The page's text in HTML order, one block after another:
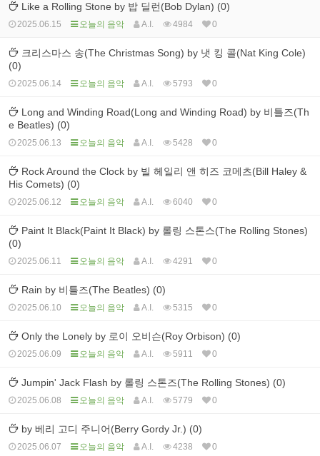
Like a Rolling Stone by 밥 딜런(Bob Dylan) (0)
2025.06.15 오늘의 음악 A.I. 4984 0
크리스마스 송(The Christmas Song) by 냇 킹 콜(Nat King Cole)
(0)
2025.06.14 오늘의 음악 A.I. 5793 0
Long and Winding Road(Long and Winding Road) by 비틀즈(Th
e Beatles) (0)
2025.06.13 오늘의 음악 A.I. 5428 0
Rock Around the Clock by 빌 헤일리 앤 히즈 코메츠(Bill Haley &
His Comets) (0)
2025.06.12 오늘의 음악 A.I. 6040 0
Paint It Black(Paint It Black) by 롤링 스톤스(The Rolling Stones)
(0)
2025.06.11 오늘의 음악 A.I. 4291 0
Rain by 비틀즈(The Beatles) (0)
2025.06.10 오늘의 음악 A.I. 5315 0
Only the Lonely by 로이 오비슨(Roy Orbison) (0)
2025.06.09 오늘의 음악 A.I. 5911 0
Jumpin' Jack Flash by 롤링 스톤즈(The Rolling Stones) (0)
2025.06.08 오늘의 음악 A.I. 5779 0
by 베리 고디 주니어(Berry Gordy Jr.) (0)
2025.06.07 오늘의 음악 A.I. 4238 0